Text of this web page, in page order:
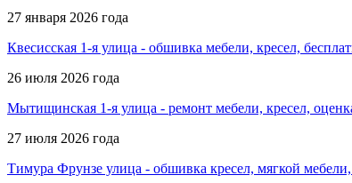
27 января 2026 года
Квесисская 1-я улица - обшивка мебели, кресел,
26 июля 2026 года
Мытищинская 1-я улица - ремонт мебели, кресел,
27 июля 2026 года
Тимура Фрунзе улица - обшивка кресел, мягкой